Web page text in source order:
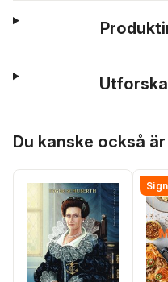
Du kanske också